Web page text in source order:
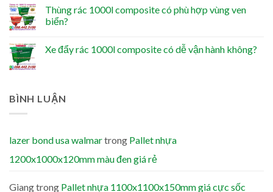
Thùng rác 1000l composite có phù hợp vùng ven
biển?
Xe đẩy rác 1000l composite có dễ vận hành không?
BÌNH LUẬN
lazer bond usa walmartrong Pallet nhựa
1200x1000x120mm màu đen giá rẻ
Giangtrong Pallet nhựa 1100x1100x150mm giá cực sốc